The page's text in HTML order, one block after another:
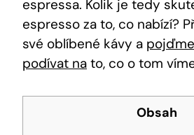
espressa. Kolik je tedy
espresso za to, co nabízí?
své oblíbené kávy a
podívat na to, co o tom
Obsah